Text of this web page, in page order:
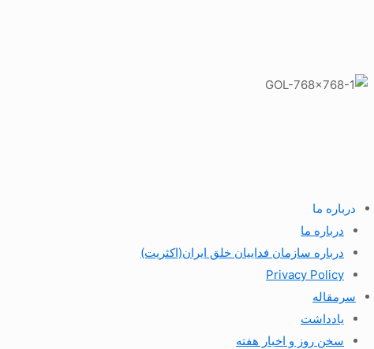
درباره ما
درباره ما
درباره سازمان فداییان خلق ایران(اکثریت)
Privacy Policy
سرمقاله
یادداشت
سخن روز و اخبار هفته